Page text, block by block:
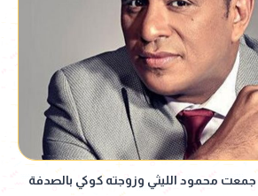
محمود الليثي وزوجته كوكي بالصدفة